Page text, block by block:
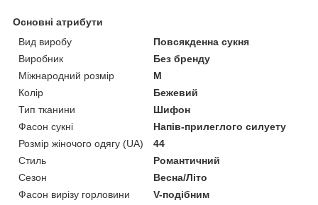
Основні атрибути
Вид виробу
Повсякденна сукня
Виробник
Без бренду
Міжнародний розмір
M
Колір
Бежевий
Тип тканини
Шифон
Фасон сукні
Напів-прилеглого силуету
Розмір жіночого одягу (UA)
44
Стиль
Романтичний
Сезон
Весна/Літо
Фасон вирізу горловини
V-подібним